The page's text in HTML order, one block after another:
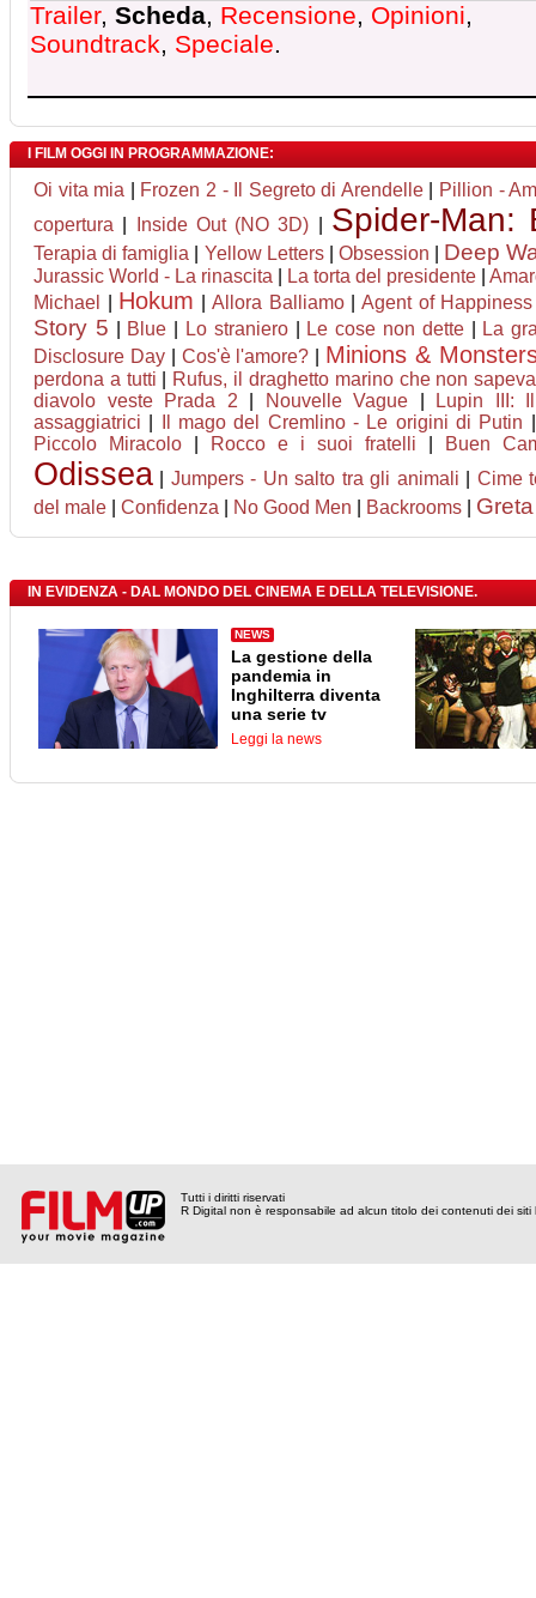
Trailer, Scheda, Recensione, Opinioni,
Soundtrack, Speciale.
I FILM OGGI IN PROGRAMMAZIONE:
Oi vita mia Frozen 2 - Il Segreto di Arendelle|
Pillion -
copertura
Inside Out (NO 3D) Spider-Man:
Terapia di famiglia Yellow Letters| Obsession Deep
Jurassic World - La rinascita La torta del presidente
Michael
Hokum Allora Balliamo| Agent of
Story 5 Blue Lo straniero| Le cose non dette|
La
Disclosure Day| Cos'è l'amore? Minions &
perdona a tutti
Rufus, il draghetto marino che non
diavolo veste Prada 2
Nouvelle Vague
Lupin III:
assaggiatrici
Il mago del Cremlino - Le origini di Putin
Piccolo Miracolo
Rocco e i suoi fratelli Buen
Odissea Jumpers - Un salto tra gli animali
Cime
del male
Confidenza No Good Men Backrooms
IN EVIDENZA - DAL MONDO DEL CINEMA E DELLA TELEVISIONE.
NEWS
La gestione della
pandemia in
Inghilterra diventa
una serie tv
Leggi la news
Tutti i diritti riservati
R Digital non è responsabile ad alcun titolo dei contenuti dei siti